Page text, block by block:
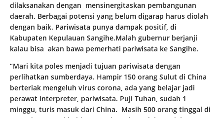
dilaksanakan dengan mensinergitaskan pembangunan
daerah. Berbagai potensi yang belum digarap harus diolah
dengan baik. Pariwisata punya dampak positif, di
Kabupaten Kepulauan Sangihe.Malah gubernur berjanji
kalau bisa akan bawa pemerhati pariwisata ke Sangihe.
“Mari kita poles menjadi tujuan pariwisata dengan
perlihatkan sumberdaya. Hampir 150 orang Sulut di China
berteriak mengeluh virus corona, ada yang belajar jadi
perawat interpreter, pariwisata. Puji Tuhan, sudah 1
minggu, turis masuk dari China. Masih 500 orang tinggal di